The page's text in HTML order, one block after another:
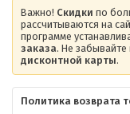
Важно! Скидки по
рассчитываются на
программе
заказа. Не забывайте
дисконтной карты.
Политика возврата